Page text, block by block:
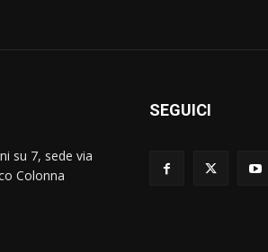
su 7, sede via
Colonna
SEGUICI